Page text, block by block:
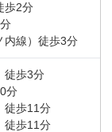
歩2分
分
内線） 徒歩3分
徒歩3分
分
徒歩11分
徒歩11分